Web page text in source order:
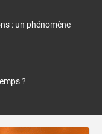
: un phénomène
?